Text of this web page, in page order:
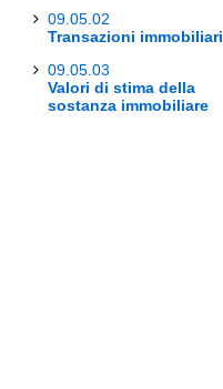
09.05.02
Transazioni immobiliari
09.05.03
Valori di stima della
sostanza immobiliare